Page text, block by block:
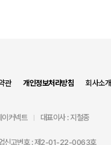
관 개인정보처리방침 회사소개
이커넥트
대표이사 : 지철종
신고번호 : 제2-01-22-0063호